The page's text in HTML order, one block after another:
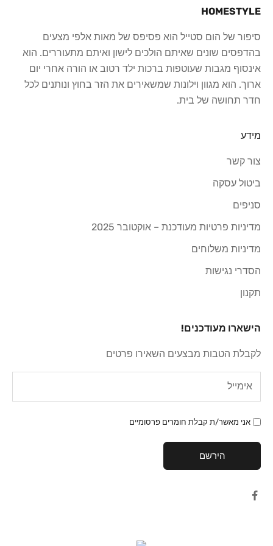
HOMESTYLE
סיפור של הום סטייל הוא פסיפס של מאות אלפי מצעים
בהדפסים שונים שאיתם הולכים לישון ואיתם מתעוררים. הוא
אינסוף מגבות שעוטפות ברכות ילד רטוב או הורה אחרי יום
ארוך. הוא מגוון וילונות שמשאירים את הזר בחוץ ונותנים לכל
חדר תחושה של בית.
מידע
צור קשר
ביטול עסקה
סניפים
מדיניות פרטיות מעודכנת – אוקטובר 2025
מדיניות משלוחים
הסדרי נגישות
תקנון
הישארו מעודכנים!
לקבלת הטבות מבצעים השאירו פרטים
אני מאשר/ת קבלת חומרים פרסומיים
הירשם